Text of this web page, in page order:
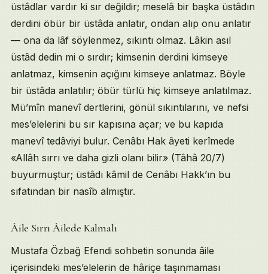
üstâdlar vardır ki sır değildir; meselâ bir başka üstâdın
derdini öbür bir üstâda anlatır, ondan alıp onu anlatır
— ona da lâf söylenmez, sıkıntı olmaz. Lâkin asıl
üstâd dedin mi o sırdır; kimsenin derdini kimseye
anlatmaz, kimsenin açığını kimseye anlatmaz. Böyle
bir üstâda anlatılır; öbür türlü hiç kimseye anlatılmaz.
Mü’mîn manevî dertlerini, gönül sıkıntılarını, ve nefsi
mes’elelerini bu sır kapısına açar; ve bu kapıda
manevî tedâviyi bulur. Cenâbı Hak âyeti kerîmede
«Allâh sırrı ve daha gizli olanı bilir» (Tâhâ 20/7)
buyurmuştur; üstâdı kâmil de Cenâbı Hakk’ın bu
sıfatından bir nasîb almıştır.
Âile Sırrı Âilede Kalmalı
Mustafa Özbağ Efendi sohbetin sonunda âile
içerisindeki mes’elelerin de hâriçe taşınmaması